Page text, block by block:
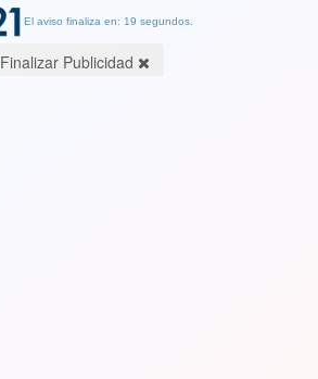
El aviso finaliza en: 19 segundos.
Finalizar Publicidad